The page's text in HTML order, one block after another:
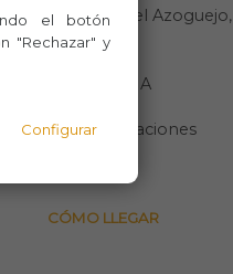
Plaza del Azoguejo,
Segovia
SEGOVIA
Observaciones
CÓMO LLEGAR
el botón
"Rechazar" y
Configurar